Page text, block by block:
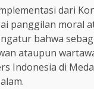
dari
panggilan moral
bahwa
ataupun
Indonesia di